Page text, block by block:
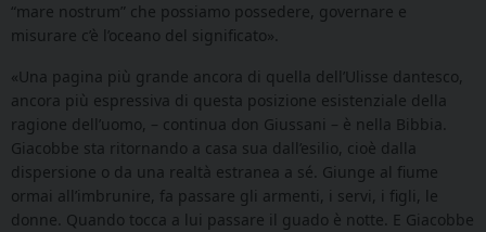
“mare nostrum” che possiamo possedere, governare e
misurare c’è l’oceano del significato».
«Una pagina più grande ancora di quella dell’Ulisse dantesco,
ancora più espressiva di questa posizione esistenziale della
ragione dell’uomo, – continua don Giussani – è nella Bibbia.
Giacobbe sta ritornando a casa sua dall’esilio, cioè dalla
dispersione o da una realtà estranea a sé. Giunge al fiume
ormai all’imbrunire, fa passare gli armenti, i servi, i figli, le
donne. Quando tocca a lui passare il guado è notte. E Giacobbe